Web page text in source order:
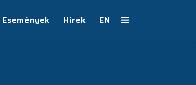
Események Hírek EN